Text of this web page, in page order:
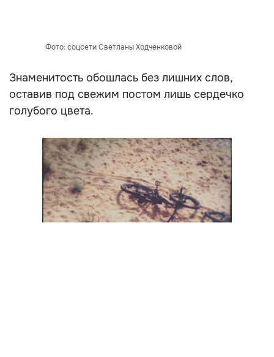
Фото: соцсети Светланы Ходченковой
Знаменитость обошлась без лишних слов,
оставив под свежим постом лишь сердечко
голубого цвета.